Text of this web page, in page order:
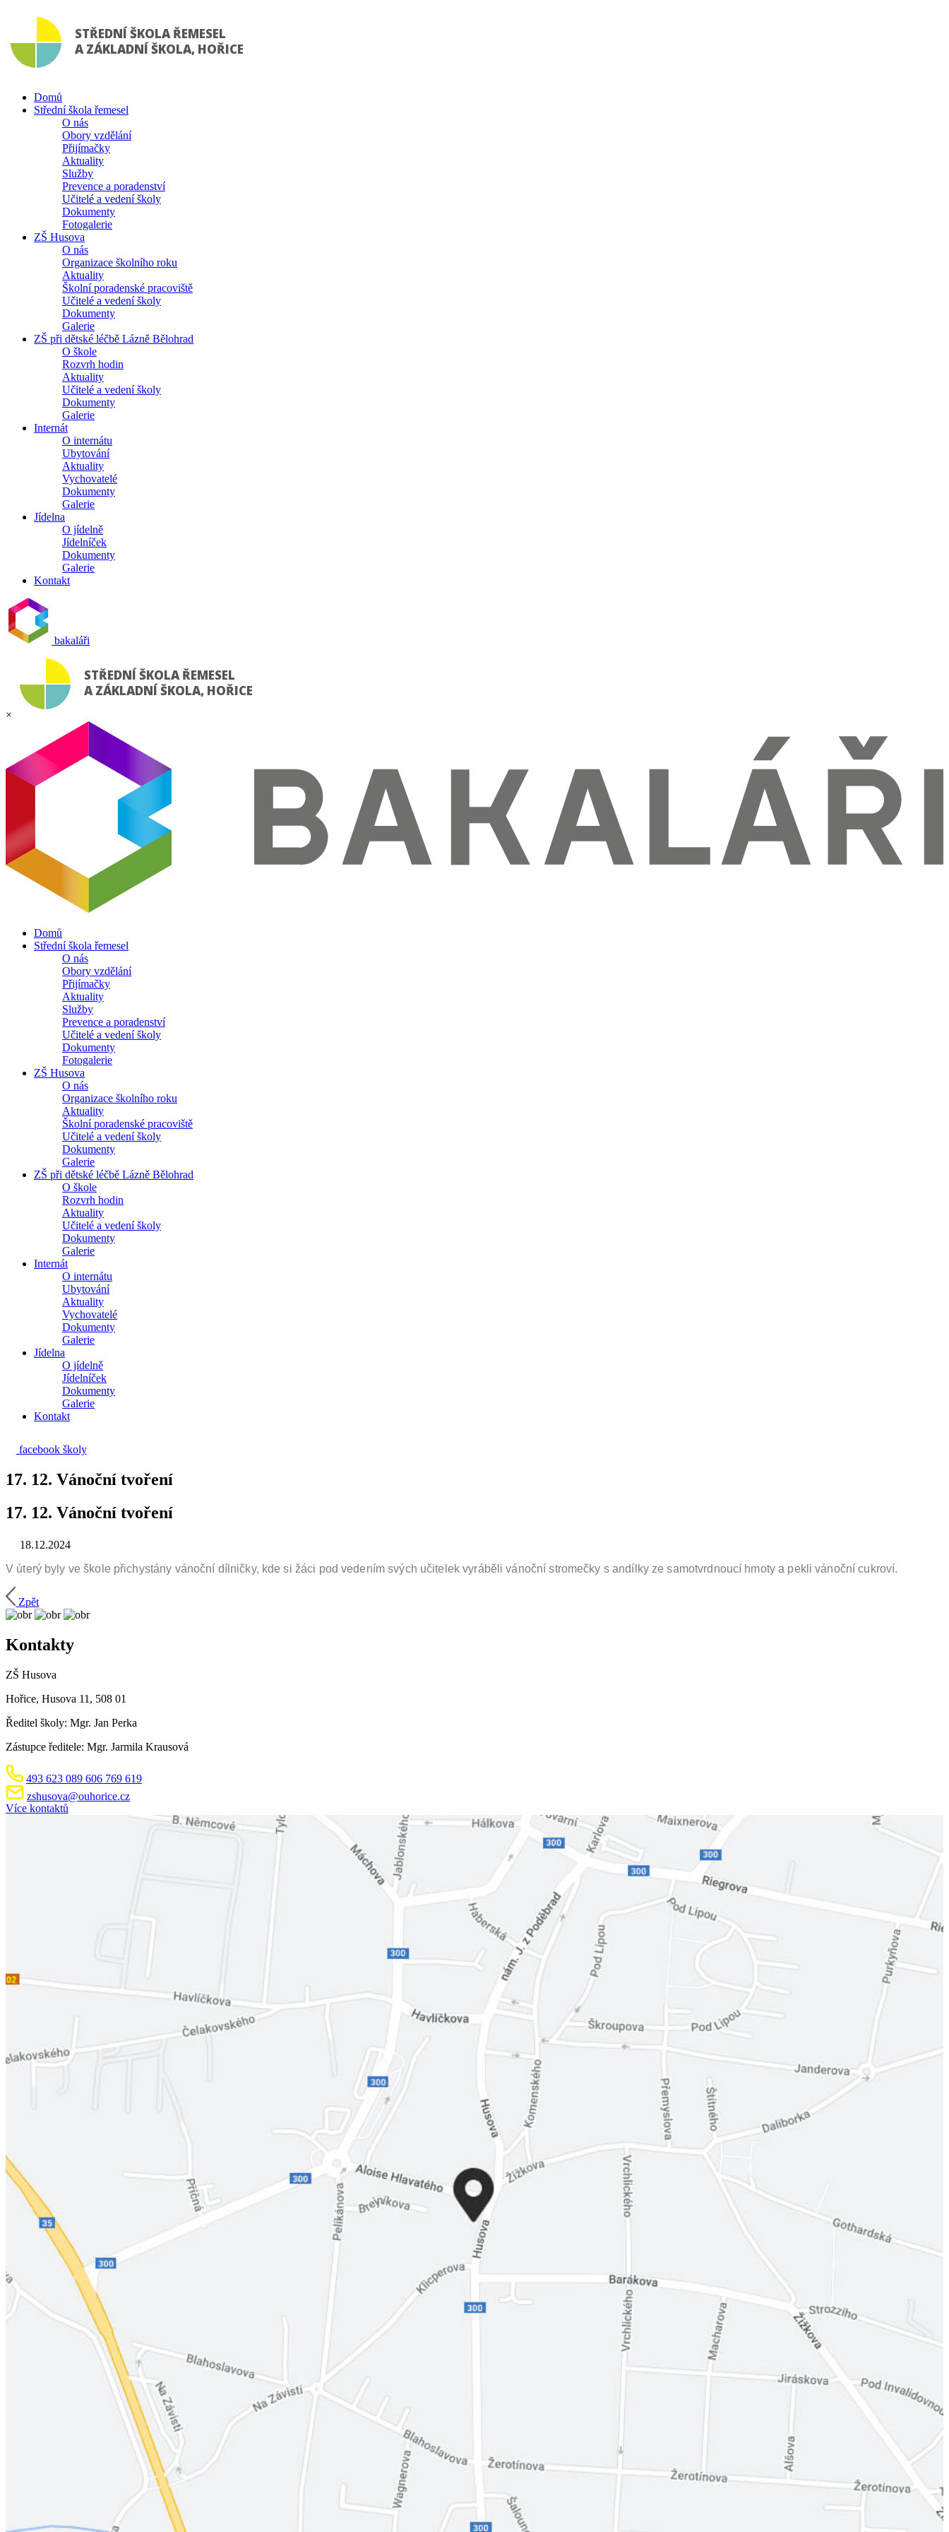
STŘEDNÍ ŠKOLA ŘEMESEL
A ZÁKLADNÍ ŠKOLA, HOŘICE
Domů
Střední škola řemesel
O nás
Obory vzdělání
Přijímačky
Aktuality
Služby
Prevence a poradenství
Učitelé a vedení školy
Dokumenty
Fotogalerie
ZŠ Husova
O nás
Organizace školního roku
Aktuality
Školní poradenské pracoviště
Učitelé a vedení školy
Dokumenty
Galerie
ZŠ při dětské léčbě Lázně Bělohrad
O škole
Rozvrh hodin
Aktuality
Učitelé a vedení školy
Dokumenty
Galerie
Internát
O internátu
Ubytování
Aktuality
Vychovatelé
Dokumenty
Galerie
Jídelna
O jídelně
Jídelníček
Dokumenty
Galerie
Kontakt
bakaláři
×
STŘEDNÍ ŠKOLA ŘEMESEL
A ZÁKLADNÍ ŠKOLA, HOŘICE
Domů
Střední škola řemesel
O nás
Obory vzdělání
Přijímačky
Aktuality
Služby
Prevence a poradenství
Učitelé a vedení školy
Dokumenty
Fotogalerie
ZŠ Husova
O nás
Organizace školního roku
Aktuality
Školní poradenské pracoviště
Učitelé a vedení školy
Dokumenty
Galerie
ZŠ při dětské léčbě Lázně Bělohrad
O škole
Rozvrh hodin
Aktuality
Učitelé a vedení školy
Dokumenty
Galerie
Internát
O internátu
Ubytování
Aktuality
Vychovatelé
Dokumenty
Galerie
Jídelna
O jídelně
Jídelníček
Dokumenty
Galerie
Kontakt
facebook školy
17. 12. Vánoční tvoření
17. 12. Vánoční tvoření
18.12.2024
V úterý byly ve škole přichystány vánoční dílničky, kde si žáci pod vedením svých učitelek vyráběli vánoční stromečky s andílky ze samotvrdnoucí hmoty a pekli vánoční cukroví.
Zpět
Kontakty
ZŠ Husova
Hořice, Husova 11, 508 01
Ředitel školy: Mgr. Jan Perka
Zástupce ředitele: Mgr. Jarmila Krausová
493 623 089606 769 619
zshusova@ouhorice.cz
Více kontaktů